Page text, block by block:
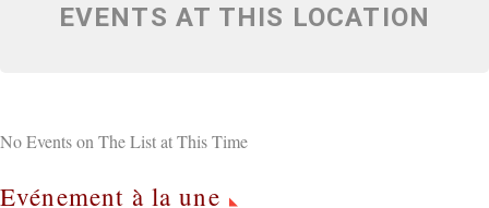
EVENTS AT THIS LOCATION
No Events on The List at This Time
Evénement à la une